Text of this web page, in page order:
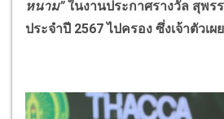
หนาม”ในงานประกาศรางวัล สุพร
ประจำปี 2567 ไปครอง ซึ่งเจ้าตัวเผ